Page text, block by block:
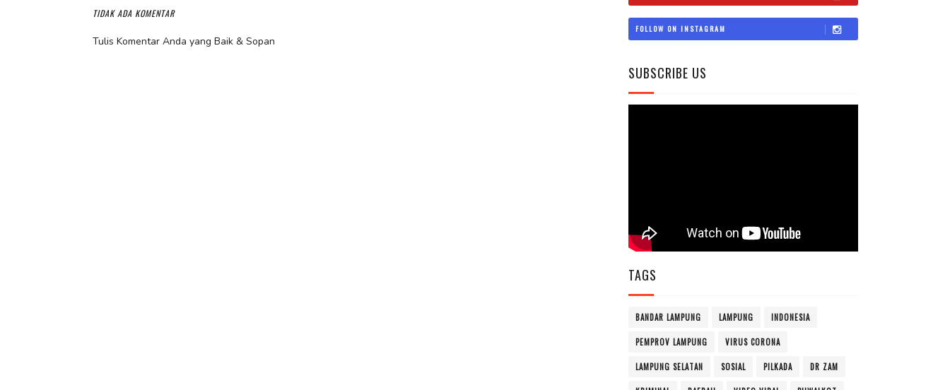
TIDAK ADA KOMENTAR
Tulis Komentar Anda yang Baik & Sopan
FOLLOW ON INSTAGRAM
SUBSCRIBE US
TAGS
BANDAR LAMPUNG LAMPUNG INDONESIA
PEMPROV LAMPUNG VIRUS CORONA
LAMPUNG SELATAN SOSIAL PILKADA DR ZAM